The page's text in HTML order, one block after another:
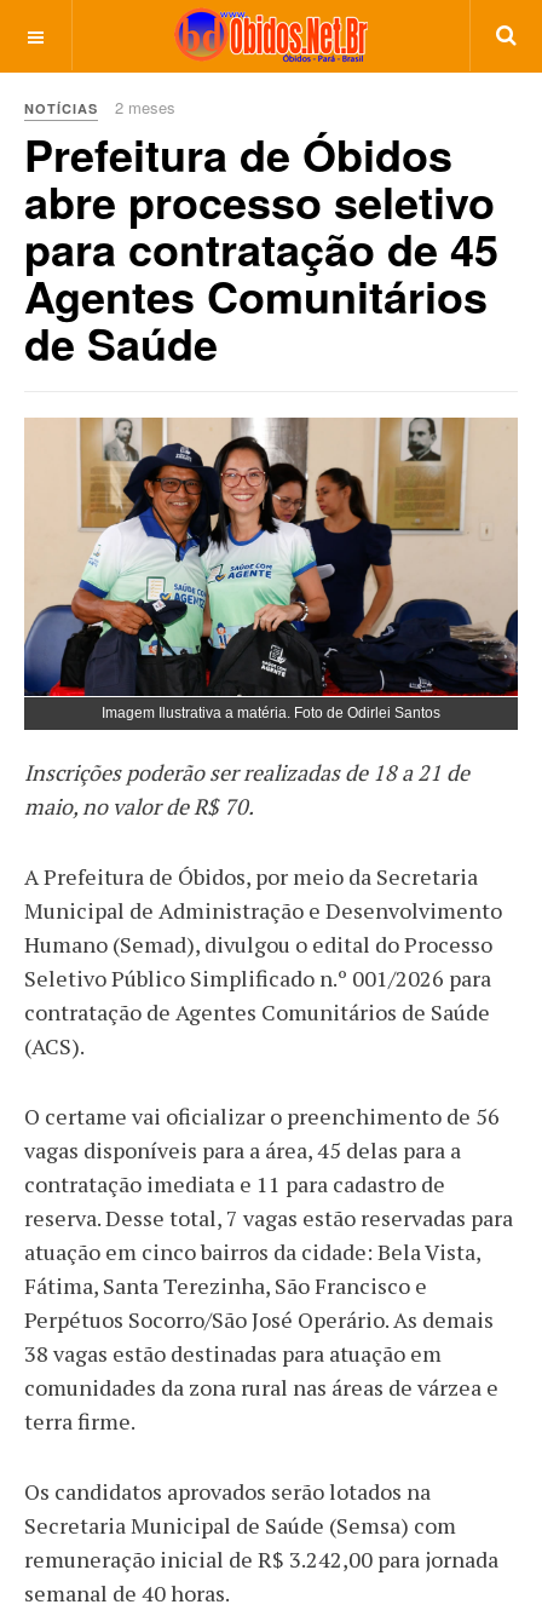
NOTÍCIAS 2 meses
Prefeitura de Óbidos
abre processo seletivo
para contratação de 45
Agentes Comunitários
de Saúde
Imagem Ilustrativa a matéria. Foto de Odirlei Santos
Inscrições poderão ser realizadas de 18 a 21 de
maio, no valor de R$ 70.
A Prefeitura de Óbidos, por meio da Secretaria
Municipal de Administração e Desenvolvimento
Humano (Semad), divulgou o edital do Processo
Seletivo Público Simplificado n.º 001/2026 para
contratação de Agentes Comunitários de Saúde
(ACS).
O certame vai oficializar o preenchimento de 56
vagas disponíveis para a área, 45 delas para a
contratação imediata e 11 para cadastro de
reserva. Desse total, 7 vagas estão reservadas para
atuação em cinco bairros da cidade: Bela Vista,
Fátima, Santa Terezinha, São Francisco e
Perpétuos Socorro/São José Operário. As demais
38 vagas estão destinadas para atuação em
comunidades da zona rural nas áreas de várzea e
terra firme.
Os candidatos aprovados serão lotados na
Secretaria Municipal de Saúde (Semsa) com
remuneração inicial de R$ 3.242,00 para jornada
semanal de 40 horas.